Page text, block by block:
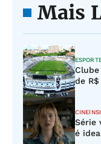
Mais
de
Série
é